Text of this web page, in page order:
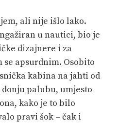
ali nije išlo lako.
u nautici, bio je
dizajnere i za
apsurdnim. Osobito
kabina na jahti od
donju palubu, umjesto
kako je to bilo
pravi šok – čak i